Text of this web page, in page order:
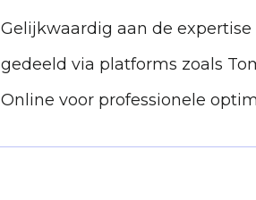
Gelijkwaardig aan de
gedeeld via platforms zoals
Online voor professionele